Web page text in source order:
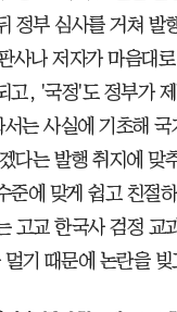
정부 심사를 거쳐 발
사나 저자가 마음대
고, '국정'도 정부가
는 사실에 기초해 국
다는 발행 취지에 맞
준에 맞게 쉽고 친절
고교 한국사 검정 교
기 때문에 논란을 빚